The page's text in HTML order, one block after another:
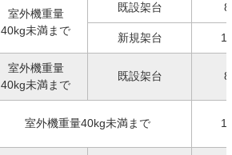
室外機重量
40kg未満まで
既設架台
新規架台
室外機重量
40kg未満まで
既設架台
室外機重量40kg未満まで